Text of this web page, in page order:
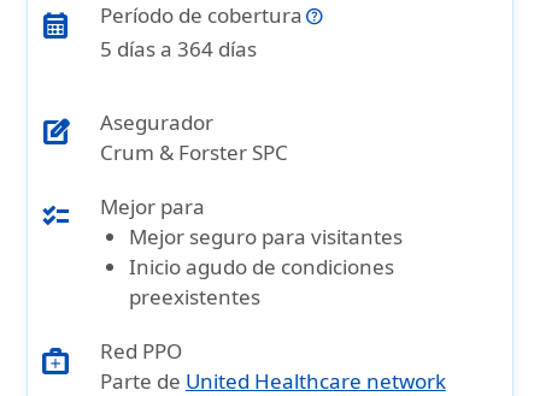
calendar_month
Período de cobertura
5 días a 364 días
edit_square
Asegurador
Crum & Forster SPC
checklist
Mejor para
Mejor seguro para visitantes
Inicio agudo de condiciones
preexistentes
medical_services
Red PPO
Parte de United Healthcare network